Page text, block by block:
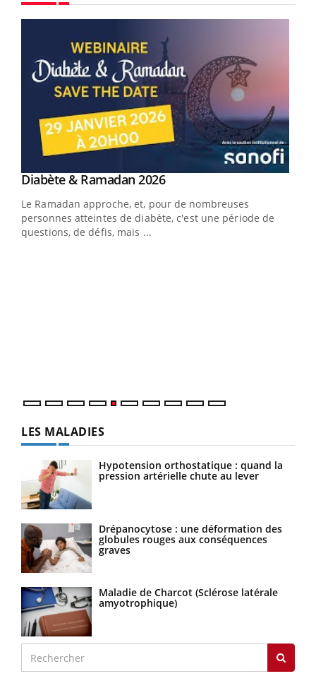
Youtube
Diabète & Ramadan 2026Youtube
Le Ramadan approche, et, pour de nombreuses
personnes atteintes de diabète, c'est une période de
questions, de défis, mais ...
LES MALADIES
Hypotension orthostatique : quand la
pression artérielle chute au lever
Drépanocytose : une déformation des
globules rouges aux conséquences
graves
Maladie de Charcot (Sclérose latérale
amyotrophique)